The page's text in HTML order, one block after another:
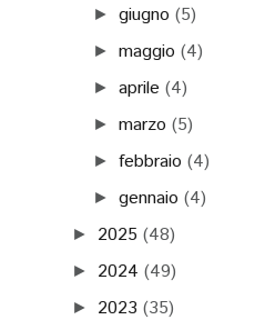
►giugno (5)
►maggio (4)
►aprile (4)
►marzo (5)
►febbraio (4)
►gennaio (4)
► 2025 (48)
► 2024 (49)
► 2023 (35)